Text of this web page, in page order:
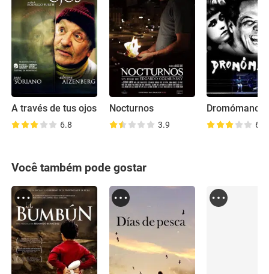
A través de tus ojos
6.8
Nocturnos
3.9
Dromómanos
6.1
Você também pode gostar